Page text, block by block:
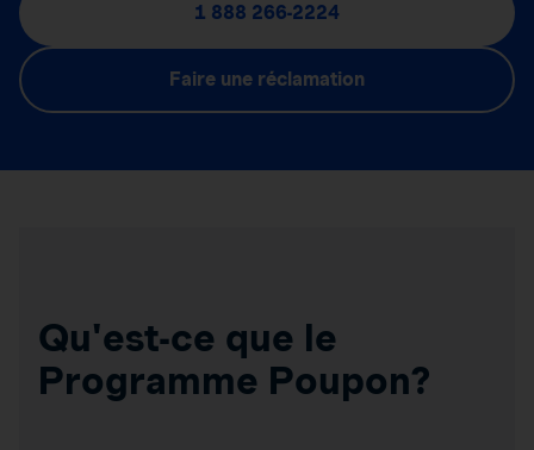
1 888 266-2224
Faire une réclamation
Qu'est-ce que le
Programme Poupon?